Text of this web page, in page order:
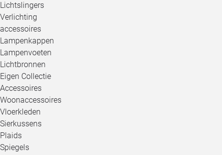
Lichtslingers
Verlichting
accessoires
Lampenkappen
Lampenvoeten
Lichtbronnen
Eigen Collectie
Accessoires
Woonaccessoires
Vloerkleden
Sierkussens
Plaids
Spiegels